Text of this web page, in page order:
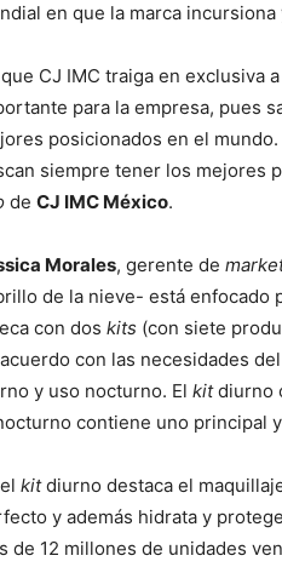
en que la marca
que CJ IMC traiga en exclusiva
para la empresa, pues
posicionados en el
siempre tener los mejores
de CJ IMC México.
Morales, gerente de
de la nieve- está enfocado
con dos kits (con siete
con las necesidades
y uso nocturno. El kitdiurno
contiene uno principal
kitdiurno destaca el
y además hidrata y
de 12 millones de unidades